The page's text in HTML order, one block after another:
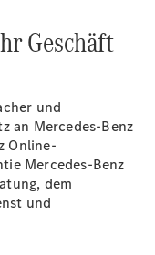
Geschäft
und
an Mercedes-Benz
Online-
Mercedes-Benz
dem
und